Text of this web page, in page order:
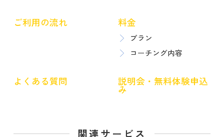
ご利用の流れ 料金
プラン
コーチング内容
よくある質問 説明会・無料体験申込
み
関連サービス